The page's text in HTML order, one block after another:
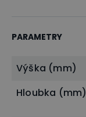
PARAMETRY
Výška (mm)
Hloubka (mm)